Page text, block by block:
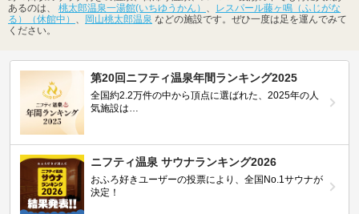
あるのは、 桃太郎温泉一湯館(いちゆうかん） 、 レスパール藤ヶ鳴（ふじがな
る）（休館中） 、 岡山桃太郎温泉 などの施設です。ぜひ一度は足を運んでみて
ください。
第20回ニフティ温泉年間ランキング2025
全国約2.2万件の中から頂点に選ばれた、2025年の人
気施設は…
ニフティ温泉 サウナランキング2026
おふろ好きユーザーの投票により、全国No.1サウナが
決定！